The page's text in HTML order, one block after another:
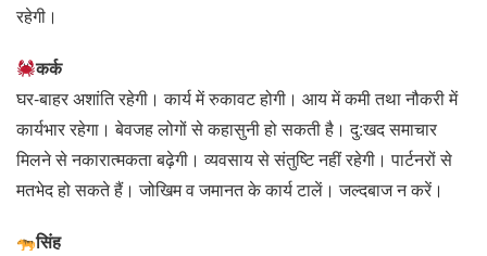
रहेगी।
कर्क
घर-बाहर अशांति रहेगी। कार्य में रुकावट होगी। आय में कमी तथा नौकरी में
कार्यभार रहेगा। बेवजह लोगों से कहासुनी हो सकती है। दु:खद समाचार
मिलने से नकारात्मकता बढ़ेगी। व्यवसाय से संतुष्टि नहीं रहेगी। पार्टनरों से
मतभेद हो सकते हैं। जोखिम व जमानत के कार्य टालें। जल्दबाज न करें।
सिंह